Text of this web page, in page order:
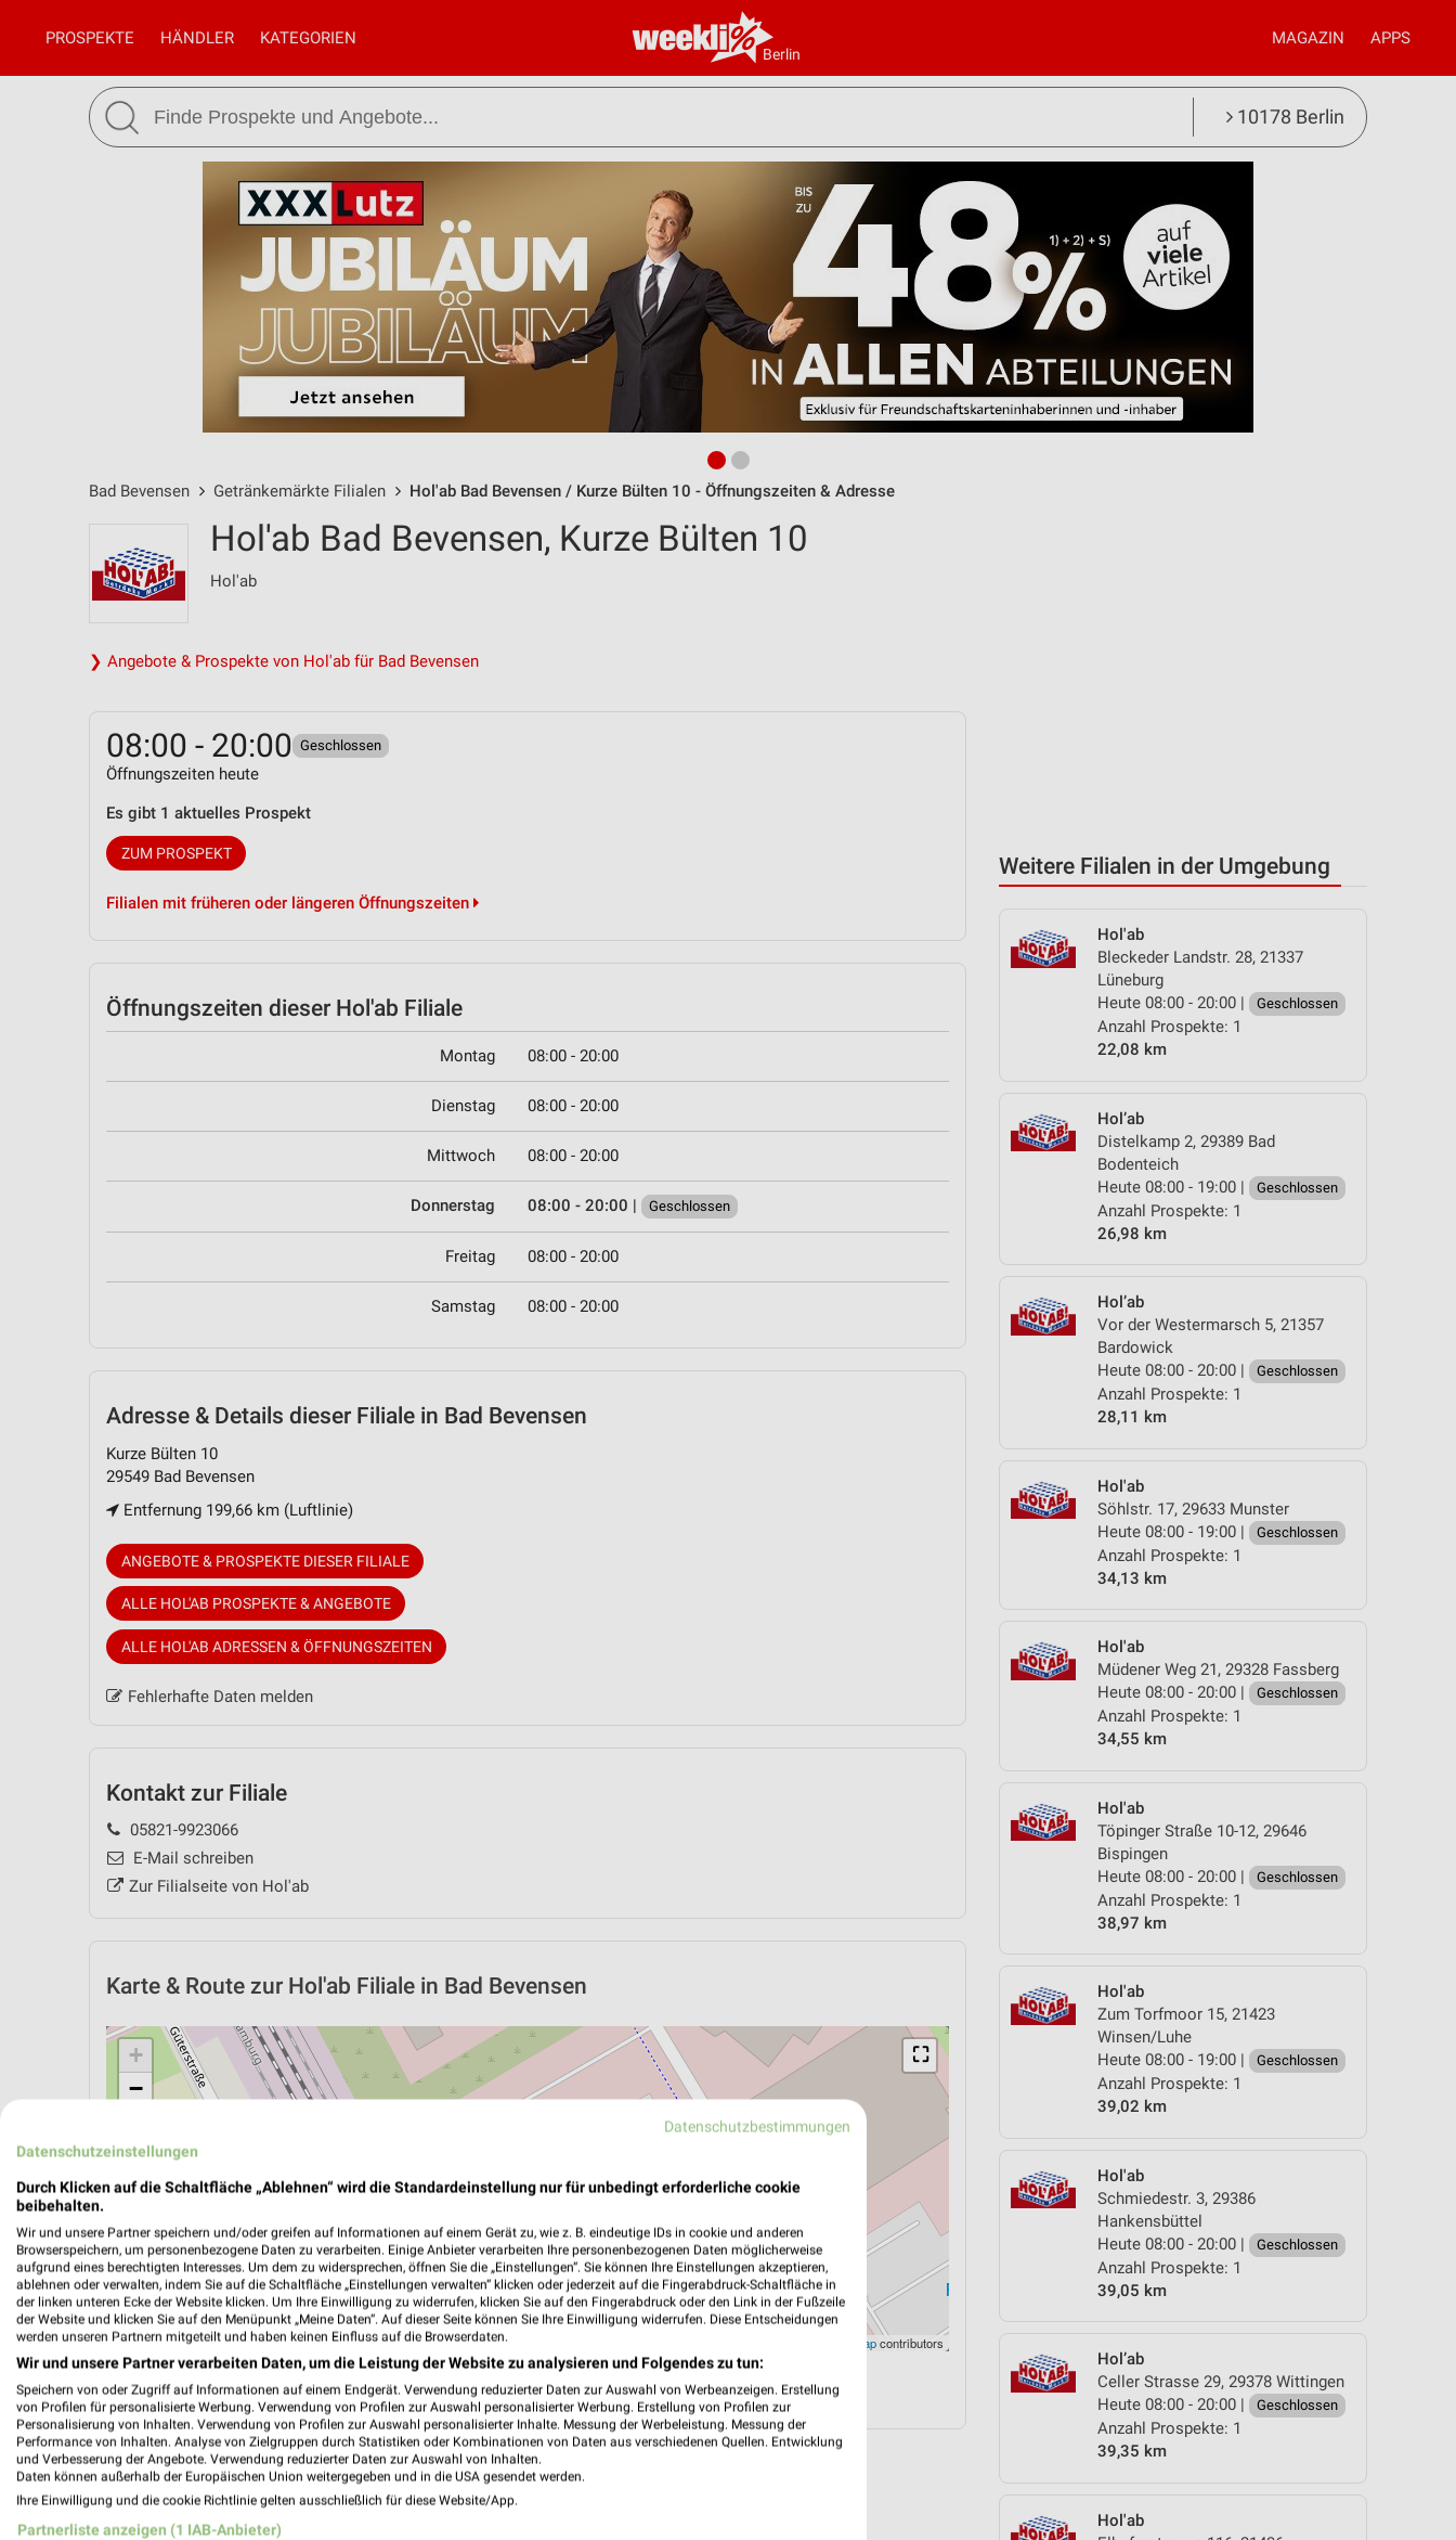
Berlin
PROSPEKTE HÄNDLER KATEGORIEN MAGAZIN APPS
10178 Berlin
Bad Bevensen Getränkemärkte Filialen Hol'ab Bad Bevensen / Kurze Bülten 10 - Öffnungszeiten & Adresse
Weitere Filialen in der Umgebung
Hol'ab
Bleckeder Landstr. 28, 21337
Lüneburg
Heute 08:00 - 20:00 |
Geschlossen
Anzahl Prospekte: 1
22,08 km
Hol’ab
Distelkamp 2, 29389 Bad
Bodenteich
Heute 08:00 - 19:00 |
Geschlossen
Anzahl Prospekte: 1
26,98 km
Hol’ab
Vor der Westermarsch 5, 21357
Bardowick
Heute 08:00 - 20:00 |
Geschlossen
Anzahl Prospekte: 1
28,11 km
Hol'ab
Söhlstr. 17, 29633 Munster
Heute 08:00 - 19:00 |
Geschlossen
Anzahl Prospekte: 1
34,13 km
Hol'ab
Müdener Weg 21, 29328 Fassberg
Heute 08:00 - 20:00 |
Geschlossen
Anzahl Prospekte: 1
34,55 km
Hol'ab
Töpinger Straße 10-12, 29646
Bispingen
Heute 08:00 - 20:00 |
Geschlossen
Anzahl Prospekte: 1
38,97 km
Hol'ab
Zum Torfmoor 15, 21423
Winsen/Luhe
Heute 08:00 - 19:00 |
Geschlossen
Anzahl Prospekte: 1
39,02 km
Hol'ab
Schmiedestr. 3, 29386
Hankensbüttel
Heute 08:00 - 20:00 |
Geschlossen
Anzahl Prospekte: 1
39,05 km
Hol’ab
Celler Strasse 29, 29378 Wittingen
Heute 08:00 - 20:00 |
Geschlossen
Anzahl Prospekte: 1
39,35 km
Hol'ab
Hol'ab Bad Bevensen, Kurze Bülten 10
Hol'ab
❯ Angebote & Prospekte von Hol'ab für Bad Bevensen
08:00 - 20:00 Geschlossen
Öffnungszeiten heute
Es gibt 1 aktuelles Prospekt
ZUM PROSPEKT
Filialen mit früheren oder längeren Öffnungszeiten
Öffnungszeiten dieser Hol'ab Filiale
Montag 08:00 - 20:00
Dienstag 08:00 - 20:00
Mittwoch 08:00 - 20:00
Donnerstag 08:00 - 20:00 | Geschlossen
Freitag 08:00 - 20:00
Samstag 08:00 - 20:00
Adresse & Details dieser Filiale in Bad Bevensen
Kurze Bülten 10
29549 Bad Bevensen
Entfernung 199,66 km (Luftlinie)
ANGEBOTE & PROSPEKTE DIESER FILIALE
ALLE HOL'AB PROSPEKTE & ANGEBOTE
ALLE HOL'AB ADRESSEN & ÖFFNUNGSZEITEN
Fehlerhafte Daten melden
Kontakt zur Filiale
05821-9923066
E-Mail schreiben
Zur Filialseite von Hol'ab
Karte & Route zur Hol'ab Filiale in Bad Bevensen
⛶
+
−
OpenStreetMapcontributors
ÖPNV ANZEIGEN LADESÄULEN ANZEIGEN NAVIGATION MIT GOOGLE/IOS MAPS
Aktuelle Angebote in dieser Filiale
Anzahl Prospekte: 1
Letztes Prospektupdate: vor 5 Tagen
Datenschutzbestimmungen
Datenschutzeinstellungen
Durch Klicken auf die Schaltfläche „Ablehnen“ wird die Standardeinstellung nur für unbedingt erforderliche cookie
beibehalten.
Wir und unsere Partner speichern und/oder greifen auf Informationen auf einem Gerät zu, wie z. B. eindeutige IDs in cookie und anderen
Browserspeichern, um personenbezogene Daten zu verarbeiten. Einige Anbieter verarbeiten Ihre personenbezogenen Daten möglicherweise
aufgrund eines berechtigten Interesses. Um dem zu widersprechen, öffnen Sie die „Einstellungen“. Sie können Ihre Einstellungen akzeptieren,
ablehnen oder verwalten, indem Sie auf die Schaltfläche „Einstellungen verwalten“ klicken oder jederzeit auf die Fingerabdruck-Schaltfläche in
der linken unteren Ecke der Website klicken. Um Ihre Einwilligung zu widerrufen, klicken Sie auf den Fingerabdruck oder den Link in der Fußzeile
der Website und klicken Sie auf den Menüpunkt „Meine Daten“. Auf dieser Seite können Sie Ihre Einwilligung widerrufen. Diese Entscheidungen
werden unseren Partnern mitgeteilt und haben keinen Einfluss auf die Browserdaten.
Wir und unsere Partner verarbeiten Daten, um die Leistung der Website zu analysieren und Folgendes zu tun:
Speichern von oder Zugriff auf Informationen auf einem Endgerät. Verwendung reduzierter Daten zur Auswahl von Werbeanzeigen. Erstellung
von Profilen für personalisierte Werbung. Verwendung von Profilen zur Auswahl personalisierter Werbung. Erstellung von Profilen zur
Personalisierung von Inhalten. Verwendung von Profilen zur Auswahl personalisierter Inhalte. Messung der Werbeleistung. Messung der
Performance von Inhalten. Analyse von Zielgruppen durch Statistiken oder Kombinationen von Daten aus verschiedenen Quellen. Entwicklung
und Verbesserung der Angebote. Verwendung reduzierter Daten zur Auswahl von Inhalten.
Daten können außerhalb der Europäischen Union weitergegeben und in die USA gesendet werden.
Ihre Einwilligung und die cookie Richtlinie gelten ausschließlich für diese Website/App.
Partnerliste anzeigen (1 IAB-Anbieter)